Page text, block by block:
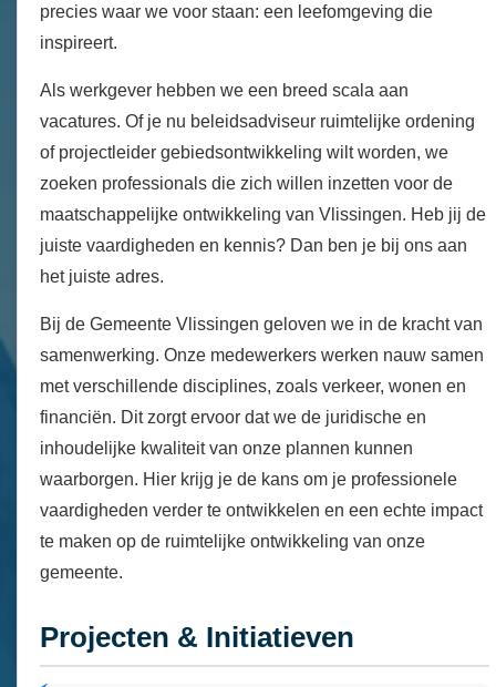
precies waar we voor staan: een leefomgeving die
inspireert.
Als werkgever hebben we een breed scala aan
vacatures. Of je nu beleidsadviseur ruimtelijke ordening
of projectleider gebiedsontwikkeling wilt worden, we
zoeken professionals die zich willen inzetten voor de
maatschappelijke ontwikkeling van Vlissingen. Heb jij de
juiste vaardigheden en kennis? Dan ben je bij ons aan
het juiste adres.
Bij de Gemeente Vlissingen geloven we in de kracht van
samenwerking. Onze medewerkers werken nauw samen
met verschillende disciplines, zoals verkeer, wonen en
financiën. Dit zorgt ervoor dat we de juridische en
inhoudelijke kwaliteit van onze plannen kunnen
waarborgen. Hier krijg je de kans om je professionele
vaardigheden verder te ontwikkelen en een echte impact
te maken op de ruimtelijke ontwikkeling van onze
gemeente.
Projecten & Initiatieven